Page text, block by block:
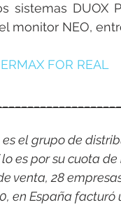
sistemas DUOX
monitor NEO,
FOR REAL
es el grupo de
es por su cuota
venta, 28
en España